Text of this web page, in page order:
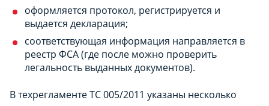
оформляется протокол, регистрируется и
выдается декларация;
соответствующая информация направляется в
реестр ФСА (где после можно проверить
легальность выданных документов).
В техрегламенте ТС 005/2011 указаны несколько